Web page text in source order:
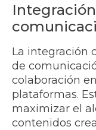
La integración
de
colaboración
plataformas.
maximizar el
contenidos